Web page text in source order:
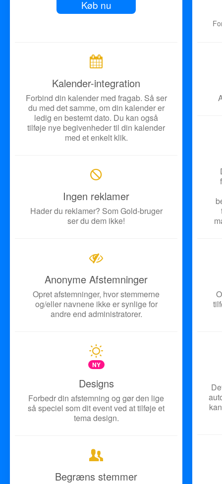
Køb nu
Kalender-integration
Forbind din kalender med fragab. Så ser
du med det samme, om din kalender er
ledig en bestemt dato. Du kan også
tilføje nye begivenheder til din kalender
med et enkelt klik.
Ingen reklamer
Hader du reklamer? Som Gold-bruger
ser du dem ikke!
Anonyme Afstemninger
Opret afstemninger, hvor stemmerne
og/eller navnene ikke er synlige for
andre end administratorer.
NY
Designs
Forbedr din afstemning og gør den lige
så speciel som dit event ved at tilføje et
tema design.
Begræns stemmer